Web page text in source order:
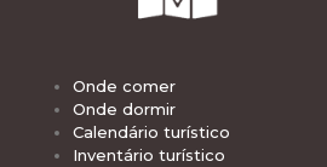
Onde comer
Onde dormir
Calendário turístico
Inventário turístico